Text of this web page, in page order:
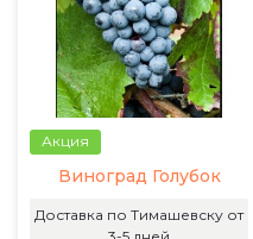
Акция
Виноград Голубок
Доставка по Тимашевску от